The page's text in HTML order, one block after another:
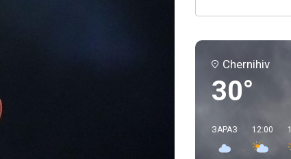
Chernihiv
30°
ЗАРАЗ 12:00